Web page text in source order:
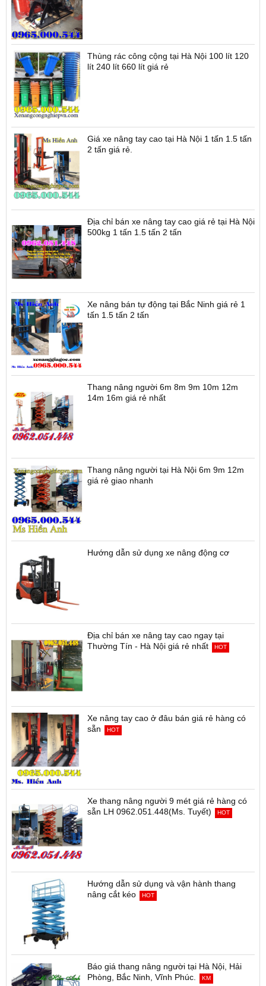
Thùng rác công cộng tại Hà Nội 100 lít 120
lít 240 lít 660 lít giá rẻ
Giá xe nâng tay cao tại Hà Nội 1 tấn 1.5 tấn
2 tấn giá rẻ.
Địa chỉ bán xe nâng tay cao giá rẻ tại Hà Nội
500kg 1 tấn 1.5 tấn 2 tấn
Xe nâng bán tự động tại Bắc Ninh giá rẻ 1
tấn 1.5 tấn 2 tấn
Thang nâng người 6m 8m 9m 10m 12m
14m 16m giá rẻ nhất
Thang nâng người tại Hà Nội 6m 9m 12m
giá rẻ giao nhanh
Hướng dẫn sử dụng xe nâng động cơ
Địa chỉ bán xe nâng tay cao ngay tại
Thường Tín - Hà Nội giá rẻ nhất
HOT
Xe nâng tay cao ở đâu bán giá rẻ hàng có
sẵn
HOT
Xe thang nâng người 9 mét giá rẻ hàng có
sẵn LH 0962.051.448(Ms. Tuyết)
HOT
Hướng dẫn sử dụng và vận hành thang
nâng cắt kéo
HOT
Báo giá thang nâng người tại Hà Nội, Hải
Phòng, Bắc Ninh, Vĩnh Phúc.
KM